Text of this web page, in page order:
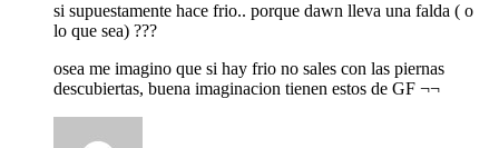
si supuestamente hace frio.. porque dawn lleva una falda ( o
lo que sea) ???
osea me imagino que si hay frio no sales con las piernas
descubiertas, buena imaginacion tienen estos de GF ¬¬